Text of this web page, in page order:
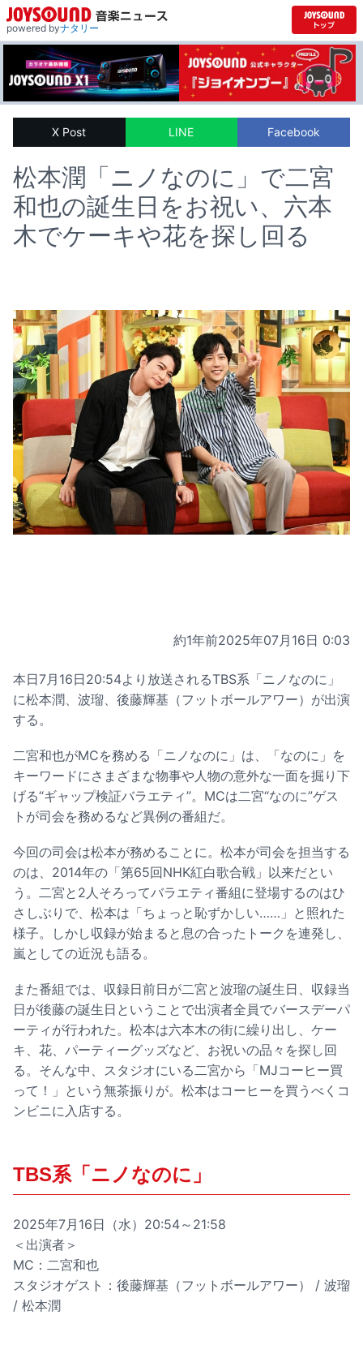
powered byナタリー
X Post LINE Facebook
松本潤「ニノなのに」で二宮
和也の誕生日をお祝い、六本
木でケーキや花を探し回る
約1年前2025年07月16日 0:03
本日7月16日20:54より放送されるTBS系「ニノなのに」
に松本潤、波瑠、後藤輝基（フットボールアワー）が出演
する。
二宮和也がMCを務める「ニノなのに」は、「なのに」を
キーワードにさまざまな物事や人物の意外な一面を掘り下
げる“ギャップ検証バラエティ”。MCは二宮“なのに”ゲス
トが司会を務めるなど異例の番組だ。
今回の司会は松本が務めることに。松本が司会を担当する
のは、2014年の「第65回NHK紅白歌合戦」以来だとい
う。二宮と2人そろってバラエティ番組に登場するのはひ
さしぶりで、松本は「ちょっと恥ずかしい……」と照れた
様子。しかし収録が始まると息の合ったトークを連発し、
嵐としての近況も語る。
また番組では、収録日前日が二宮と波瑠の誕生日、収録当
日が後藤の誕生日ということで出演者全員でバースデーパ
ーティが行われた。松本は六本木の街に繰り出し、ケー
キ、花、パーティーグッズなど、お祝いの品々を探し回
る。そんな中、スタジオにいる二宮から「MJコーヒー買
って！」という無茶振りが。松本はコーヒーを買うべくコ
ンビニに入店する。
TBS系「ニノなのに」
2025年7月16日（水）20:54～21:58
＜出演者＞
MC：二宮和也
スタジオゲスト：後藤輝基（フットボールアワー） / 波瑠
/ 松本潤